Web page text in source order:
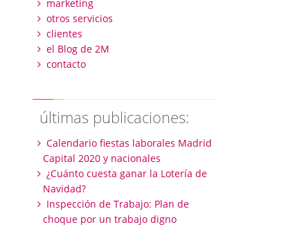
marketing
otros servicios
clientes
el Blog de 2M
contacto
últimas publicaciones:
Calendario fiestas laborales Madrid
Capital 2020 y nacionales
¿Cuánto cuesta ganar la Lotería de
Navidad?
Inspección de Trabajo: Plan de
choque por un trabajo digno